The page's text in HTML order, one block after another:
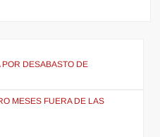
DESABASTO DE
MESES FUERA DE LAS